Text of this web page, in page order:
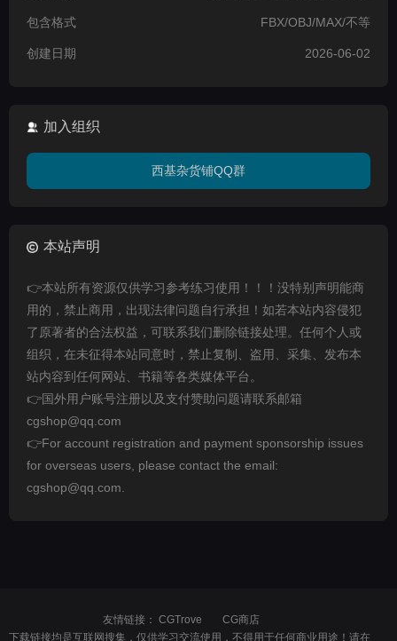
包含格式 FBX/OBJ/MAX/不等
创建日期 2026-06-02
加入组织
西基杂货铺QQ群
本站声明
👉本站所有资源仅供学习参考练习使用！！！没特别声明能商
用的，禁止商用，出现法律问题自行承担！如若本站内容侵犯
了原著者的合法权益，可联系我们删除链接处理。任何个人或
组织，在未征得本站同意时，禁止复制、盗用、采集、发布本
站内容到任何网站、书籍等各类媒体平台。
👉国外用户账号注册以及支付赞助问题请联系邮箱
cgshop@qq.com
👉For account registration and payment sponsorship issues
for overseas users, please contact the email:
cgshop@qq.com.
友情链接： CGTrove
CG商店
下载链接均是互联网搜集，仅供学习交流使用，不得用于任何商业用途！请在